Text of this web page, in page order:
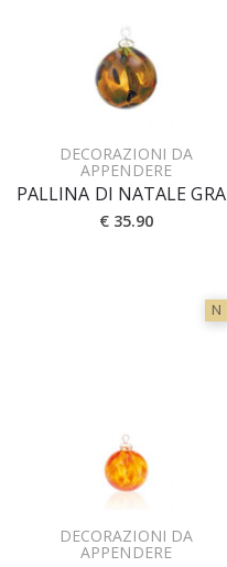
DECORAZIONI DA
APPENDERE
€ 35.90
N
DECORAZIONI DA
APPENDERE